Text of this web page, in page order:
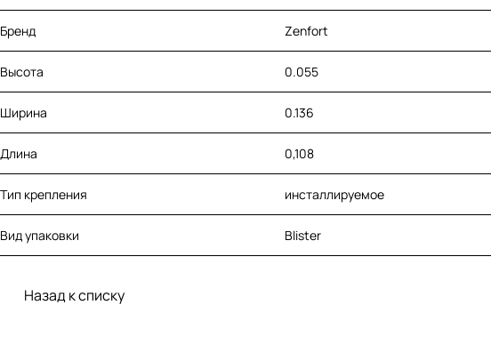
Бренд Zenfort
Высота 0.055
Ширина 0.136
Длина 0,108
Тип крепления инсталлируемое
Вид упаковки Blister
Назад к списку